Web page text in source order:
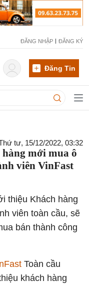
ĐĂNG NHẬP ĐĂNG KÝ
Đăng Tin
tư, 15/12/2022, 03:32
mới mua ô
viên VinFast
thiệu Khách hàng
viên toàn cầu, sẽ
bán thành công
Toàn cầu
khách hàng